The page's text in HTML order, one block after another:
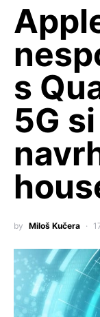
s
5G
by Miloš Kučera